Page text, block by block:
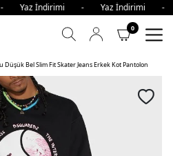
İndirimi - Yaz
0
Düşük Bel Slim Fit Skater Jeans Erkek Kot Pantolon